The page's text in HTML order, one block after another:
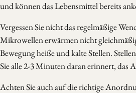
und können das Lebensmittel bereits
Vergessen Sie nicht das regelmäßige
Mikrowellen erwärmen nicht
Bewegung heiße und kalte Stellen.
Sie alle 2-3 Minuten daran erinnert, das
Achten Sie auch auf die richtige